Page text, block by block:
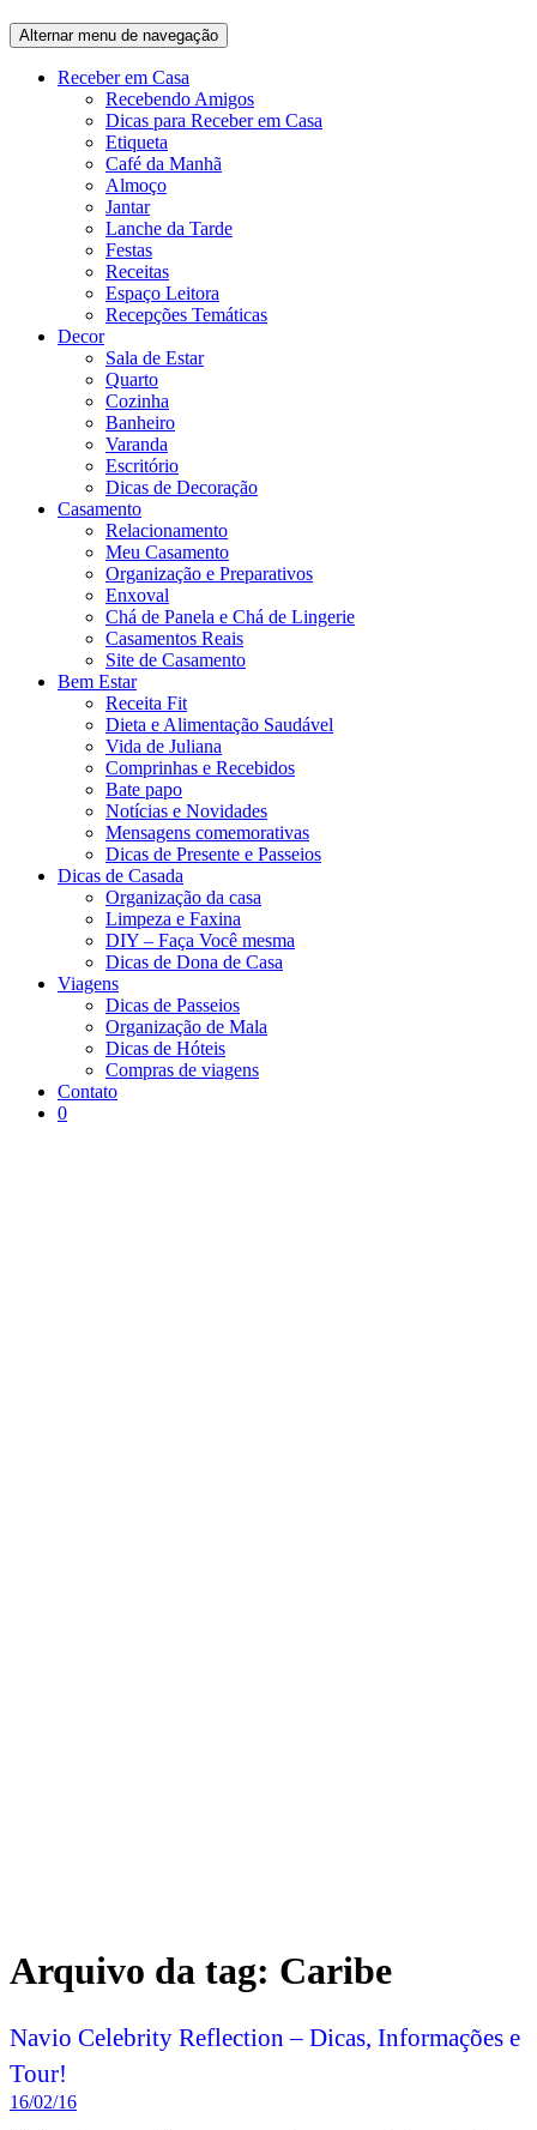
Alternar menu de navegação
Receber em Casa
Recebendo Amigos
Dicas para Receber em Casa
Etiqueta
Café da Manhã
Almoço
Jantar
Lanche da Tarde
Festas
Receitas
Espaço Leitora
Recepções Temáticas
Decor
Sala de Estar
Quarto
Cozinha
Banheiro
Varanda
Escritório
Dicas de Decoração
Casamento
Relacionamento
Meu Casamento
Organização e Preparativos
Enxoval
Chá de Panela e Chá de Lingerie
Casamentos Reais
Site de Casamento
Bem Estar
Receita Fit
Dieta e Alimentação Saudável
Vida de Juliana
Comprinhas e Recebidos
Bate papo
Notícias e Novidades
Mensagens comemorativas
Dicas de Presente e Passeios
Dicas de Casada
Organização da casa
Limpeza e Faxina
DIY – Faça Você mesma
Dicas de Dona de Casa
Viagens
Dicas de Passeios
Organização de Mala
Dicas de Hóteis
Compras de viagens
Contato
0
Arquivo da tag: Caribe
Navio Celebrity Reflection – Dicas, Informações e
Tour!
16/02/16